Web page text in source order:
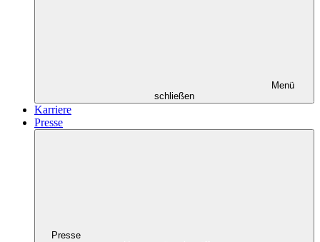
Menü
schließen
Karriere
Presse
Presse